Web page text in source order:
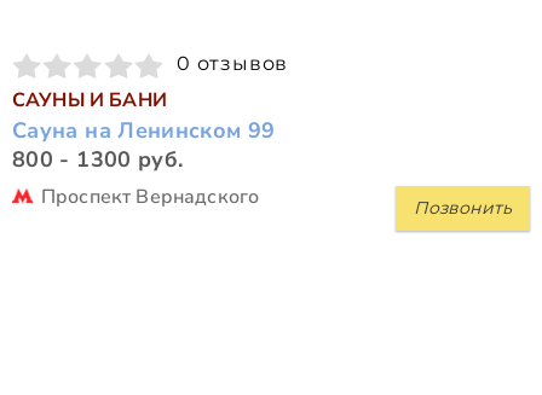
0 отзывов
САУНЫ И БАНИ
Сауна на Ленинском 99
800 - 1300 руб.
Позвонить
Проспект Вернадского